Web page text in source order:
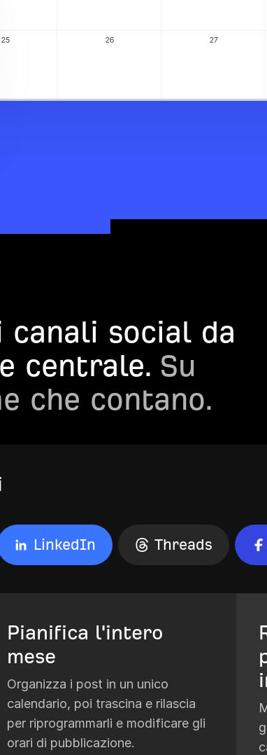
social da
centrale. Su
che contano.
LinkedIn Threads
Pianifica l'intero
mese
Organizza i post in un unico
calendario, poi trascina e rilascia
per riprogrammarli e modificare gli
orari di pubblicazione.